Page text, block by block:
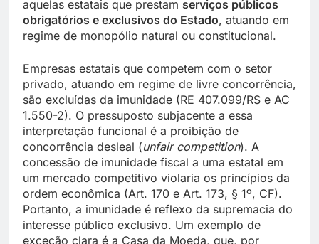
aquelas estatais que prestam serviços públicos
obrigatórios e exclusivos do Estado, atuando em
regime de monopólio natural ou constitucional.
Empresas estatais que competem com o setor
privado, atuando em regime de livre concorrência,
são excluídas da imunidade (RE 407.099/RS e AC
1.550-2). O pressuposto subjacente a essa
interpretação funcional é a proibição de
concorrência desleal (unfair competition). A
concessão de imunidade fiscal a uma estatal em
um mercado competitivo violaria os princípios da
ordem econômica (Art. 170 e Art. 173, § 1º, CF).
Portanto, a imunidade é reflexo da supremacia do
interesse público exclusivo. Um exemplo de
exceção clara é a Casa da Moeda, que, por